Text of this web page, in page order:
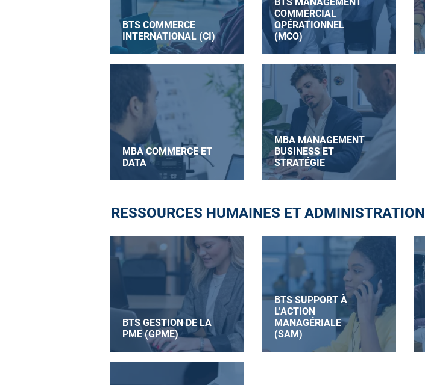
BTS COMMERCE
INTERNATIONAL (CI)
BTS MANAGEMENT
COMMERCIAL
OPÉRATIONNEL
(MCO)
MBA COMMERCE ET
DATA
MBA MANAGEMENT
BUSINESS ET
STRATÉGIE
RESSOURCES HUMAINES ET ADMINISTRATION
BTS GESTION DE LA
PME (GPME)
BTS SUPPORT À
L’ACTION
MANAGÉRIALE
(SAM)